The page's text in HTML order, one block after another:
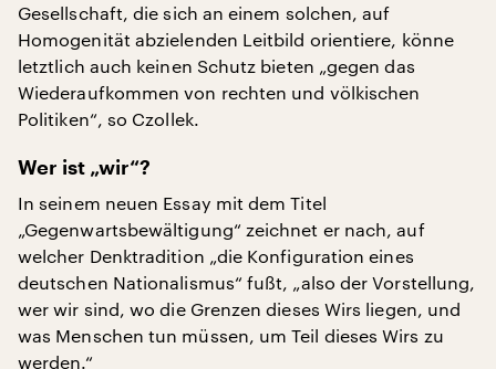
Gesellschaft, die sich an einem solchen, auf
Homogenität abzielenden Leitbild orientiere, könne
letztlich auch keinen Schutz bieten „gegen das
Wiederaufkommen von rechten und völkischen
Politiken“, so Czollek.
Wer ist „wir“?
In seinem neuen Essay mit dem Titel
„Gegenwartsbewältigung“ zeichnet er nach, auf
welcher Denktradition „die Konfiguration eines
deutschen Nationalismus“ fußt, „also der Vorstellung,
wer wir sind, wo die Grenzen dieses Wirs liegen, und
was Menschen tun müssen, um Teil dieses Wirs zu
werden.“